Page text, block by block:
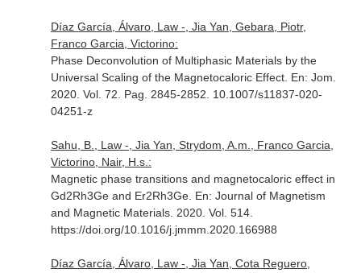
Díaz García, Álvaro, Law -, Jia Yan, Gebara, Piotr,
Franco Garcia, Victorino:
Phase Deconvolution of Multiphasic Materials by the
Universal Scaling of the Magnetocaloric Effect. En: Jom
2020. Vol. 72. Pag. 2845-2852. 10.1007/s11837-020-
04251-z
Sahu, B., Law -, Jia Yan, Strydom, A.m., Franco Garcia,
Victorino, Nair, H.s.:
Magnetic phase transitions and magnetocaloric effect in
Gd2Rh3Ge and Er2Rh3Ge. En: Journal of Magnetism
and Magnetic Materials. 2020. Vol. 514.
https://doi.org/10.1016/j.jmmm.2020.166988
Díaz García, Álvaro, Law -, Jia Yan, Cota Reguero,